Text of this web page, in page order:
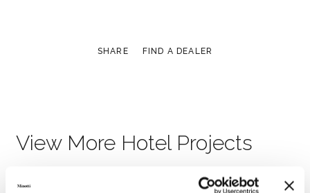
SHARE FIND A DEALER
View More Hotel Projects